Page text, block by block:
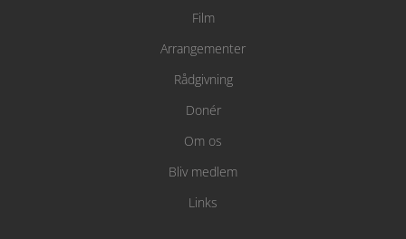
Film
Arrangementer
Rådgivning
Donér
Om os
Bliv medlem
Links